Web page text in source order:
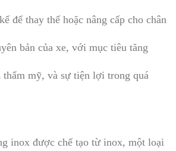
để thay thế hoặc nâng cấp cho chân
bản của xe, với mục tiêu tăng
mỹ, và sự tiện lợi trong quá
inox được chế tạo từ inox, một loại